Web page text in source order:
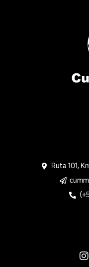
Ruta 101,